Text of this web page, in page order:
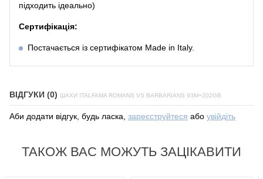
підходить ідеально)
Сертифікація:
Постачається із сертифікатом Made in Italy.
ВІДГУКИ (0) ШАХИ ITALFAMA ROMANS VS BARBARIANS 93M+202GB
Аби додати відгук, будь ласка, зареєструйтеся або увійдіть
ТАКОЖ ВАС МОЖУТЬ ЗАЦІКАВИТИ